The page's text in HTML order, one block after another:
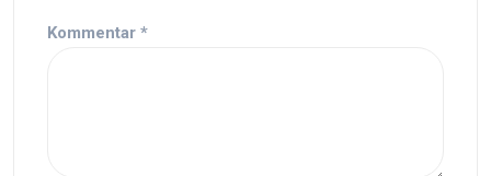
Kommentar *